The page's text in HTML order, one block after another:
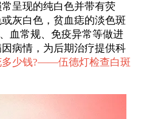
呈现的纯白色并带有荧
灰白色，贫血痣的淡色斑
血常规、免疫异常等做进
病情，为后期治疗提供科
多少钱?——伍德灯检查白斑